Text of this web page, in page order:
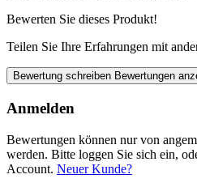
Bewerten Sie dieses Produkt!
Teilen Sie Ihre Erfahrungen mit
Bewertung schreiben Bewertungen
Anmelden
Bewertungen können nur von
werden. Bitte loggen Sie sich ein,
Account. Neuer Kunde?